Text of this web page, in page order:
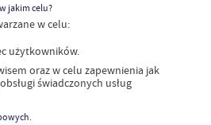
jakim celu?
w celu:
użytkowników.
oraz w celu zapewnienia jak
świadczonych usług